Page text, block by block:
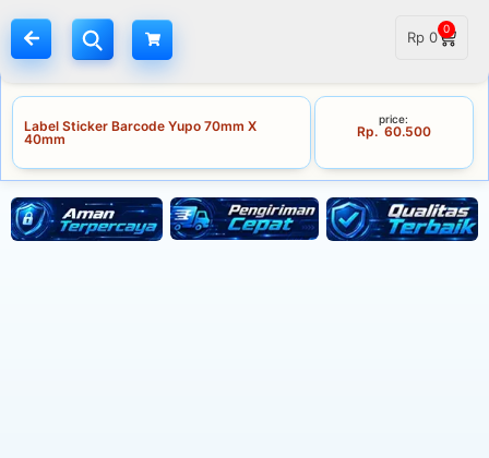
Rp 0 0
Label Sticker Barcode Yupo 70mm X
40mm
price:
Rp 60.500